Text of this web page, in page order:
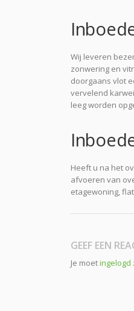
Wij leveren
zonwering en
doorgaans vlot
vervelend
leeg worden
Heeft u na het
afvoeren van
etagewoning,
GEEF EEN
Je moetingelogd